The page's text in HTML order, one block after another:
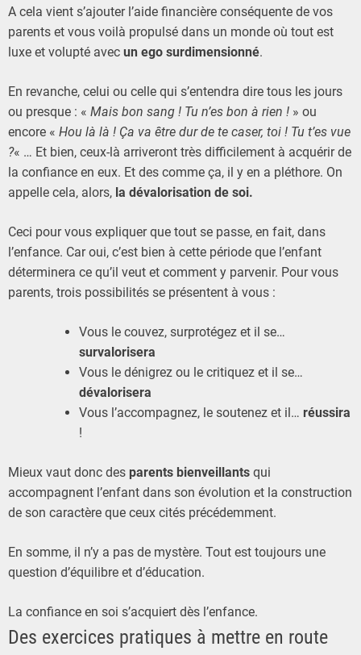
A cela vient s’ajouter l’aide financière conséquente de vos
parents et vous voilà propulsé dans un monde où tout est
luxe et volupté avec un ego surdimensionné.
En revanche, celui ou celle qui s’entendra dire tous les jours
ou presque : « Mais bon sang ! Tu n’es bon à rien ! » ou
encore « Hou là là ! Ça va être dur de te caser, toi ! Tu t’es vue
?« … Et bien, ceux-là arriveront très difficilement à acquérir de
la confiance en eux. Et des comme ça, il y en a pléthore. On
appelle cela, alors, la dévalorisation de soi.
Ceci pour vous expliquer que tout se passe, en fait, dans
l’enfance. Car oui, c’est bien à cette période que l’enfant
déterminera ce qu’il veut et comment y parvenir. Pour vous
parents, trois possibilités se présentent à vous :
Vous le couvez, surprotégez et il se…
survalorisera
Vous le dénigrez ou le critiquez et il se…
dévalorisera
Vous l’accompagnez, le soutenez et il… réussira
!
Mieux vaut donc des parents bienveillants qui
accompagnent l’enfant dans son évolution et la construction
de son caractère que ceux cités précédemment.
En somme, il n’y a pas de mystère. Tout est toujours une
question d’équilibre et d’éducation.
La confiance en soi s’acquiert dès l’enfance.
Des exercices pratiques à mettre en route